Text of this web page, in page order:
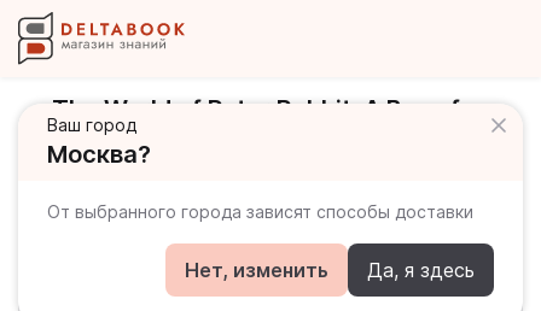
Ваш город
Москва?
От выбранного города зависят способы доставки
Нет, изменить Да, я здесь
The World of Peter Rabbit. A Box of
Postcards